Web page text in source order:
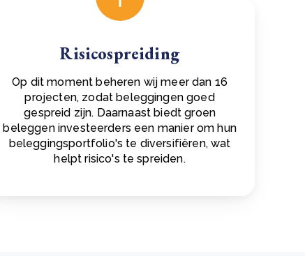
Risicospreiding
Op dit moment beheren wij meer dan 16
projecten, zodat beleggingen goed
gespreid zijn. Daarnaast biedt groen
beleggen investeerders een manier om hun
beleggingsportfolio's te diversifiëren, wat
helpt risico's te spreiden.